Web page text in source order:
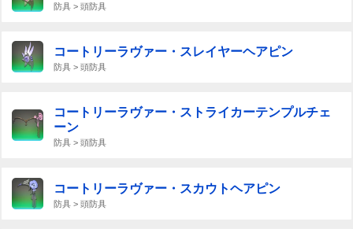
防具 > 頭防具
コートリーラヴァー・スレイヤーヘアピン
防具 > 頭防具
コートリーラヴァー・ストライカーテンプルチェ
ーン
防具 > 頭防具
コートリーラヴァー・スカウトヘアピン
防具 > 頭防具